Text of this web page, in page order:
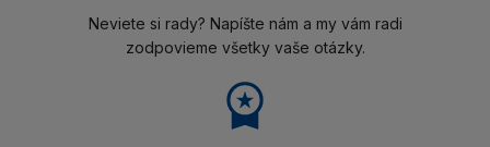
Neviete si rady? Napíšte nám a my vám radi
zodpovieme všetky vaše otázky.